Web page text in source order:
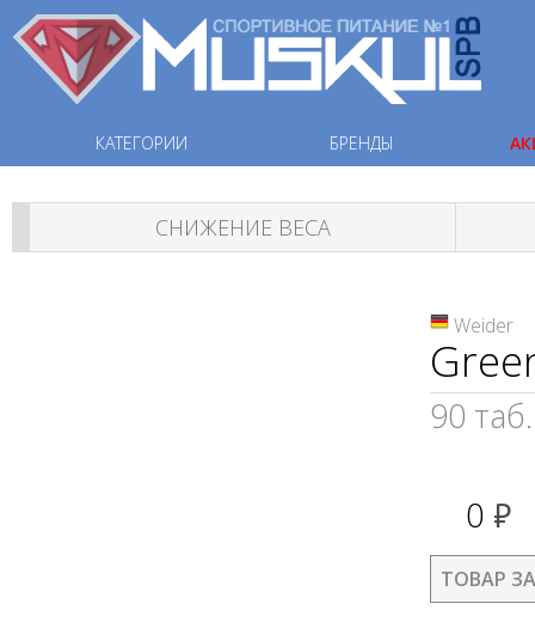
КАТЕГОРИИ БРЕНДЫ
СНИЖЕНИЕ ВЕСА
Weider
90 таб.
0 руб.
ТОВАР